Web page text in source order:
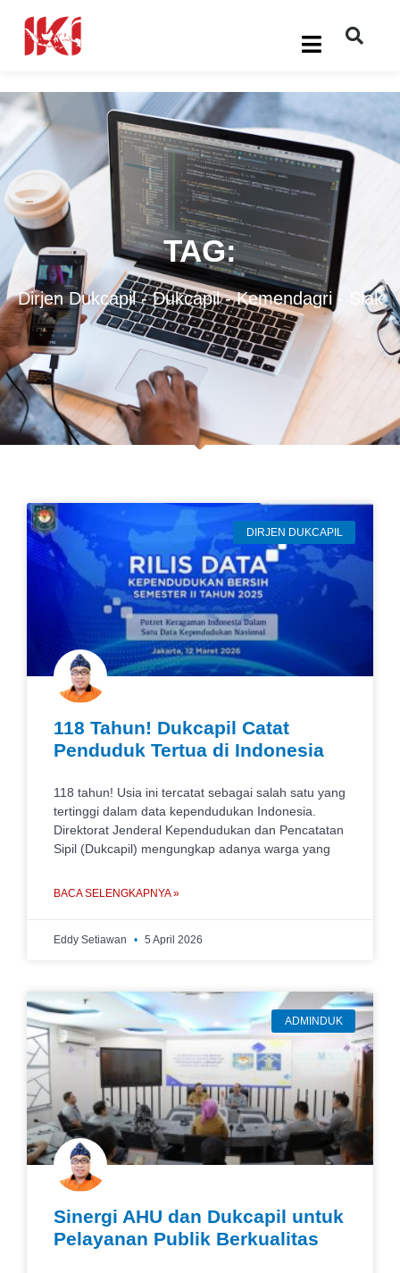
TAG:
Dirjen Dukcapil-Dukcapil-Kemendagri - Siak
DIRJEN DUKCAPIL
118 Tahun! Dukcapil Catat
Penduduk Tertua di Indonesia
118 tahun! Usia ini tercatat sebagai salah satu yang
tertinggi dalam data kependudukan Indonesia.
Direktorat Jenderal Kependudukan dan Pencatatan
Sipil (Dukcapil) mengungkap adanya warga yang
BACA SELENGKAPNYA »
Eddy Setiawan 5 April 2026
ADMINDUK
Sinergi AHU dan Dukcapil untuk
Pelayanan Publik Berkualitas